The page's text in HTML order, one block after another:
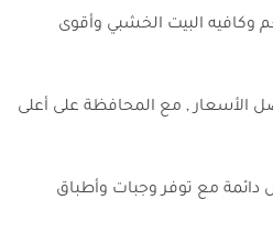
البيت الخشبي وأقوى
الأسعار , مع المحافظة على أعلى
مع توفر وجبات وأطباق